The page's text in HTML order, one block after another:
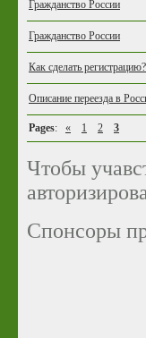
Гражданство России
Гражданство России
Как сделать
Описание переезда в
Pages: « 1 2 3
Чтобы
Спонсоры